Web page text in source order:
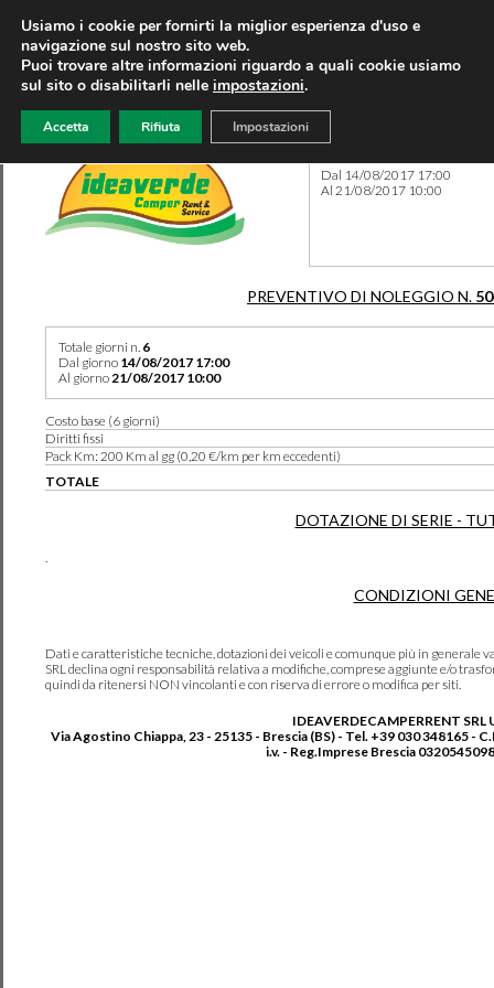
Dal 14/08/2017 17:00
Al 21/08/2017 10:00
PREVENTIVO DI NOLEGGIO N.
Totale giorni n. 6
Dal giorno 14/08/2017 17:00
Al giorno21/08/2017 10:00
Costo base (6 giorni)
Diritti fissi
Pack Km: 200 Km al gg (0,20 €/km per km eccedenti)
TOTALE
DOTAZIONE DI SERIE -
.
CONDIZIONI
Dati e caratteristiche tecniche, dotazioni dei veicoli e comunque più in generale
SRL declina ogni responsabilità relativa a modifiche, comprese aggiunte e/o
quindi da ritenersi NON vincolanti e con riserva di errore o modifica per siti.
IDEAVERDECAMPERRENT SRL
Via Agostino Chiappa, 23 - 25135 - Brescia (BS) - Tel. +39 030 348165 -
i.v. - Reg.Imprese Brescia
Usiamo i cookie per fornirti la miglior esperienza d'uso e
navigazione sul nostro sito web.
Puoi trovare altre informazioni riguardo a quali cookie usiamo
sul sito o disabilitarli nelle impostazioni.
Accetta Rifiuta Impostazioni